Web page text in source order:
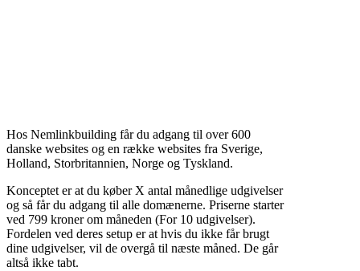
Hos Nemlinkbuilding får du adgang til over 600
danske websites og en række websites fra Sverige,
Holland, Storbritannien, Norge og Tyskland.
Konceptet er at du køber X antal månedlige udgivelser
og så får du adgang til alle domænerne. Priserne starter
ved 799 kroner om måneden (For 10 udgivelser).
Fordelen ved deres setup er at hvis du ikke får brugt
dine udgivelser, vil de overgå til næste måned. De går
altså ikke tabt.